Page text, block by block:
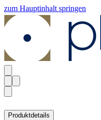
zum Hauptinhalt springen
Produktdetails